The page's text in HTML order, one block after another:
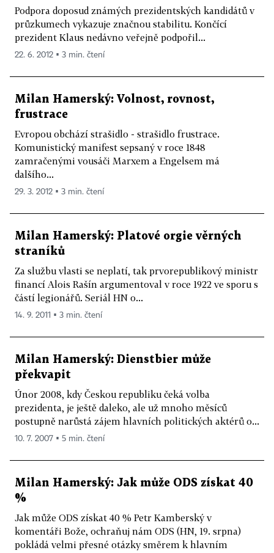
Podpora doposud známých prezidentských kandidátů v
průzkumech vykazuje značnou stabilitu. Končící
prezident Klaus nedávno veřejně podpořil...
22. 6. 2012 ▪ 3 min. čtení
Milan Hamerský: Volnost, rovnost,
frustrace
Evropou obchází strašidlo - strašidlo frustrace.
Komunistický manifest sepsaný v roce 1848
zamračenými vousáči Marxem a Engelsem má
dalšího...
29. 3. 2012 ▪ 3 min. čtení
Milan Hamerský: Platové orgie věrných
straníků
Za službu vlasti se neplatí, tak prvorepublikový ministr
financí Alois Rašín argumentoval v roce 1922 ve sporu s
částí legionářů. Seriál HN o...
14. 9. 2011 ▪ 3 min. čtení
Milan Hamerský: Dienstbier může
překvapit
Únor 2008, kdy Českou republiku čeká volba
prezidenta, je ještě daleko, ale už mnoho měsíců
postupně narůstá zájem hlavních politických aktérů o...
10. 7. 2007 ▪ 5 min. čtení
Milan Hamerský: Jak může ODS získat 40
%
Jak může ODS získat 40 % Petr Kamberský v
komentáři Bože, ochraňuj nám ODS (HN, 19. srpna)
pokládá velmi přesné otázky směrem k hlavním